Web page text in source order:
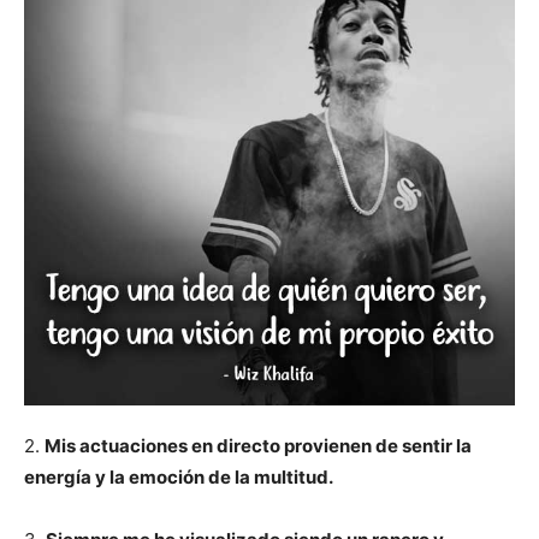
2. Mis actuaciones en directo provienen de sentir la
energía y la emoción de la multitud.